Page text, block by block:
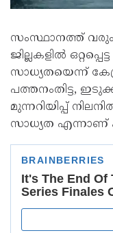
സംസ്ഥാനത്ത്
ജില്ലകളിൽ
സാധ്യതയെന്ന്
പത്തനംതിട്ട,
മുന്നറിയിപ്പ്
സാധ്യത എന്നാണ്